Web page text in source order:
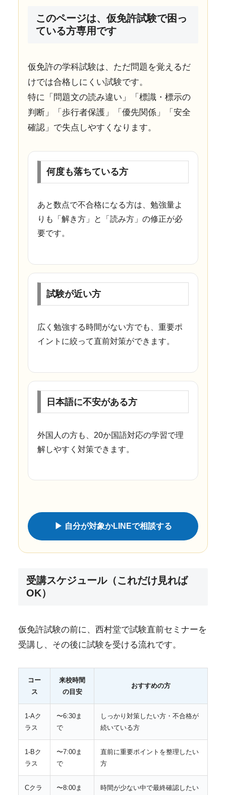
このページは、仮免許試験で困っ
ている方専用です
仮免許の学科試験は、ただ問題を覚えるだ
けでは合格しにくい試験です。
特に「問題文の読み違い」「標識・標示の
判断」「歩行者保護」「優先関係」「安全
確認」で失点しやすくなります。
何度も落ちている方
あと数点で不合格になる方は、勉強量よ
りも「解き方」と「読み方」の修正が必
要です。
試験が近い方
広く勉強する時間がない方でも、重要ポ
イントに絞って直前対策ができます。
日本語に不安がある方
外国人の方も、20か国語対応の学習で理
解しやすく対策できます。
▶ 自分が対象かLINEで相談する
受講スケジュール（これだけ見れば
OK）
仮免許試験の前に、西村堂で試験直前セミナーを
受講し、その後に試験を受ける流れです。
コー
ス
来校時間
の目安
おすすめの方
1-Aク
ラス
〜6:30ま
で
しっかり対策したい方・不合格が
続いている方
1-Bク
ラス
〜7:00ま
で
直前に重要ポイントを整理したい
方
Cクラ
〜8:00ま
時間が少ない中で最終確認したい